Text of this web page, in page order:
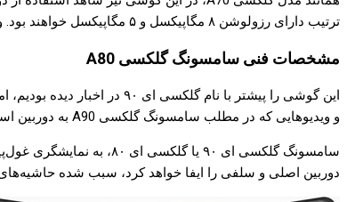
ترتیب دارای رزولوشن ۸ مگاپیکسل و ۵ مگاپیکسل خواهند بود. وجود دوربین سلفی ۳۲ مگاپیکسلی، از سامسونگ گلکسی A60 یک گوشی ایده‌آل برای طرفداران سلفی می‌سازد.
مشخصات فنی سامسونگ گلکسی A80
و ویدیوهایی که در مطلب سامسونگ گلکسی A90 به دوربین اسلایدری با قابلیت چرخش مجهز خواهد شد رویت کردیم نشان دادند با یک گوشی کاملا خاص از نظر سبک طراحی رو به رو خواهیم بود.
دوربین اصلی و سلفی را ایفا خواهد کرد، سبب شده